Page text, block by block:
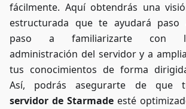
fácilmente. Aquí obtendrás una
estructurada que te ayudará paso
paso a familiarizarte con
administración del servidor y a
tus conocimientos de forma
Así, podrás asegurarte de que
servidor de Starmade esté